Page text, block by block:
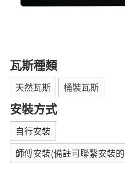
瓦斯種類
天然瓦斯 桶裝瓦斯
安裝方式
自行安裝
師傅安裝(備註可聯繫安裝